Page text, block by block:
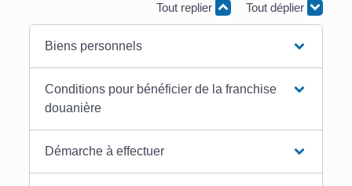
Tout replier Tout déplier
Biens personnels
Conditions pour bénéficier de la franchise
douanière
Démarche à effectuer